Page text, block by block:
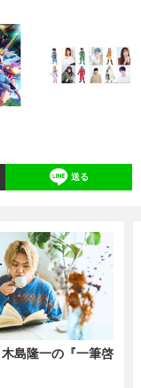
送る
木島隆一の『一筆啓